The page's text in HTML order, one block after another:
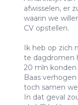
afwisselen, er
waarin we
CV opstellen.
Ik heb op zich
te dagdromen
20 mln konden
Baas
toch samen
In dat geval